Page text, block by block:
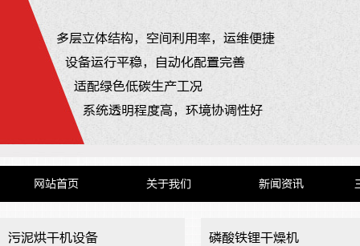
多层立体结构，空间利用率，运维便捷
设备运行平稳，自动化配置完善
适配绿色低碳生产工况
系统透明程度高，环境协调性好
网站首页 关于我们 新闻资讯
污泥烘干机设备 磷酸铁锂干燥机